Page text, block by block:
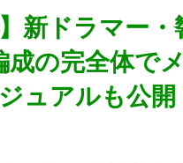
】新ドラマー
成の完全体で
ュアルも公開